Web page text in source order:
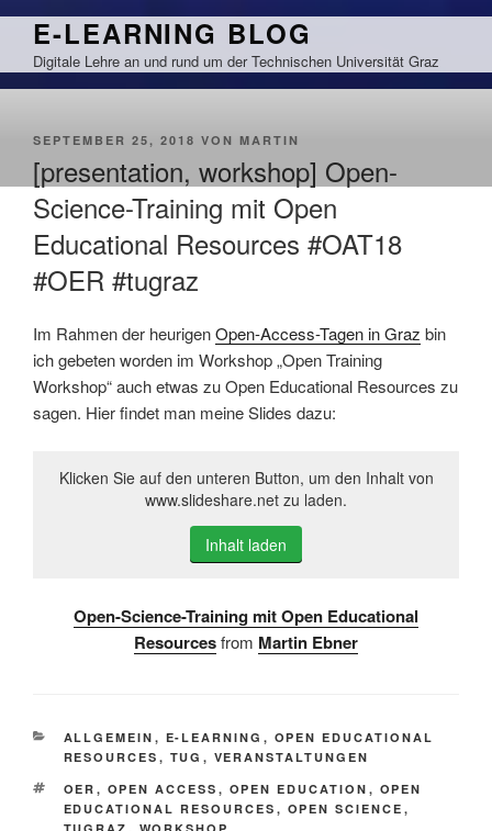
Zum
springen
E-LEARNING BLOG
Digitale Lehre an und rund um der Technischen Universität Graz
VERÖFFENTLICHT
SEPTEMBER 25, 2018 VON MARTIN
[presentation, workshop] Open-
Science-Training mit Open
Educational Resources #OAT18
#OER #tugraz
Im Rahmen der heurigenOpen-Access-Tagen in Graz bin
ich gebeten worden im Workshop „Open Training
Workshop“ auch etwas zu Open Educational Resources zu
sagen. Hier findet man meine Slides dazu:
Klicken Sie auf den unteren Button, um den Inhalt von
www.slideshare.net zu laden.
Inhalt laden
Open-Science-Training mit Open Educational
Resourcesfrom Martin Ebner
KATEGORIEN
ALLGEMEIN , E-LEARNING , OPEN EDUCATIONAL
RESOURCES , TUG , VERANSTALTUNGEN
SCHLAGWÖRTER
OER , OPEN ACCESS , OPEN EDUCATION , OPEN
EDUCATIONAL RESOURCES , OPEN SCIENCE ,